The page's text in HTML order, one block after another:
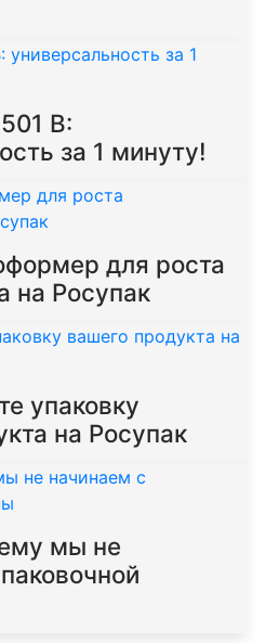
B:
за 1 минуту!
для роста
на Росупак
упаковку
на Росупак
мы не